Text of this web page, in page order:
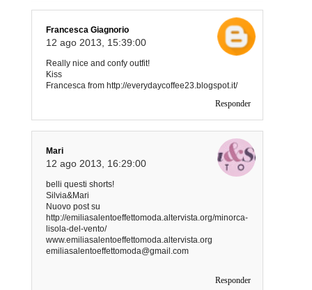
Francesca Giagnorio
12 ago 2013, 15:39:00
Really nice and confy outfit!
Kiss
Francesca from http://everydaycoffee23.blogspot.it/
Responder
Mari
12 ago 2013, 16:29:00
belli questi shorts!
Silvia&Mari
Nuovo post su
http://emiliasalentoeffettomoda.altervista.org/minorca-
lisola-del-vento/
www.emiliasalentoeffettomoda.altervista.org
emiliasalentoeffettomoda@gmail.com
Responder